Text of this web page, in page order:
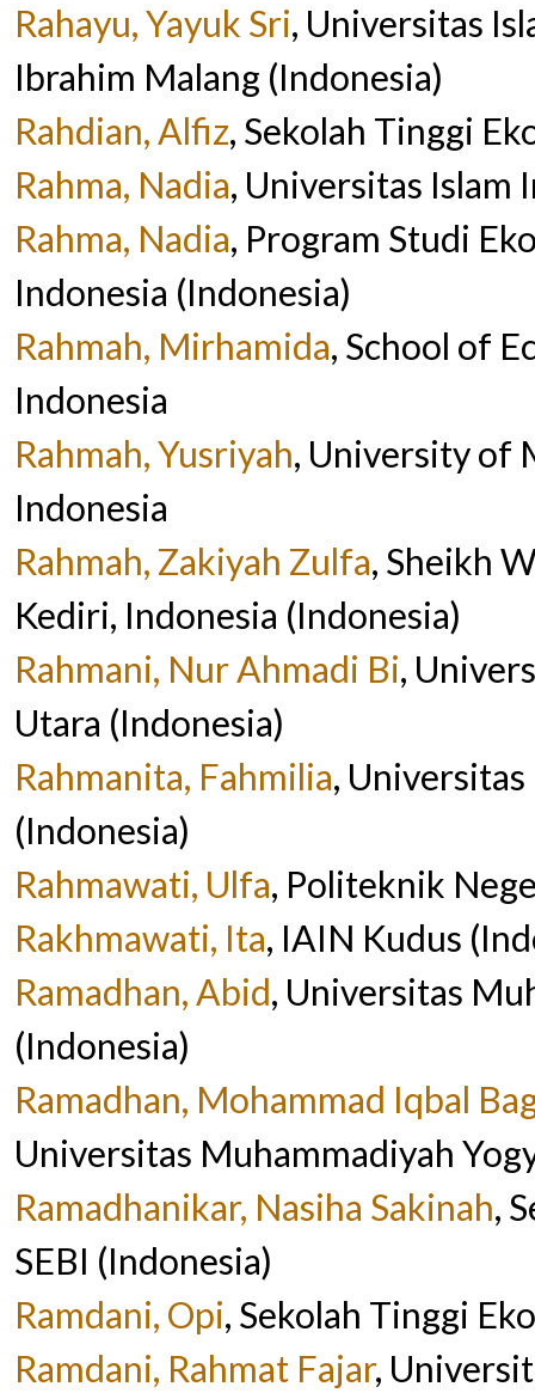
Rahayu, Yayuk Sri, Universitas
Ibrahim Malang (Indonesia)
Rahdian, Alfiz, Sekolah Tinggi
Rahma, Nadia, Universitas Islam
Rahma, Nadia, Program Studi
Indonesia (Indonesia)
Rahmah, Mirhamida, School of
Indonesia
Rahmah, Yusriyah, University of
Indonesia
Rahmah, Zakiyah Zulfa, Sheikh
Kediri, Indonesia (Indonesia)
Rahmani, Nur Ahmadi Bi,
Utara (Indonesia)
Rahmanita, Fahmilia,
(Indonesia)
Rahmawati, Ulfa, Politeknik
Rakhmawati, Ita, IAIN Kudus
Ramadhan, Abid, Universitas
(Indonesia)
Ramadhan, Mohammad Iqbal
Universitas Muhammadiyah
Ramadhanikar, Nasiha Sakinah,
SEBI (Indonesia)
Ramdani, Opi, Sekolah Tinggi
Ramdani, Rahmat Fajar,